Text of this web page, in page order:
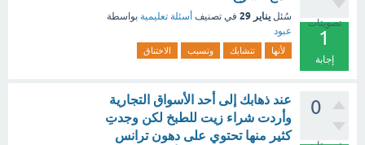
تصويتات
1
إجابة
سُئل يناير 29 في تصنيف أسئلة تعليمية بواسطة
عبود
لأنها تتشابك وتسبب الاختناق
0
عند ذهابك إلى أحد الأسواق التجارية
وأردت شراء زيت للطبخ لكن وجدتِ
كثير منها تحتوي على دهون ترانس